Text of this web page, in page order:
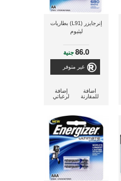
إنرجايزر (L91) بطاريات
ليثيوم
86.0جنية
غير متوفر
إضافة
لرغباتي
اضافة
للمقارنة